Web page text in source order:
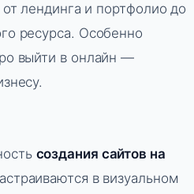
лендинга и портфолио до
ресурса. Особенно
выйти в онлайн —
создания сайтов на
в визуальном